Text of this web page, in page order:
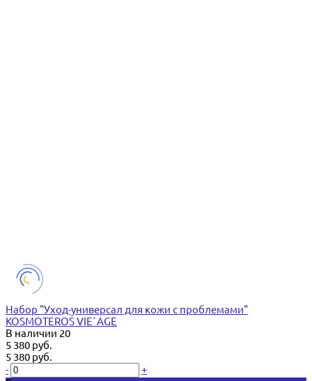
Набор "Уход-универсал для кожи с проблемами"
KOSMOTEROS VIE`AGE
В наличии 20
5 380 руб.
5 380 руб.
-
+